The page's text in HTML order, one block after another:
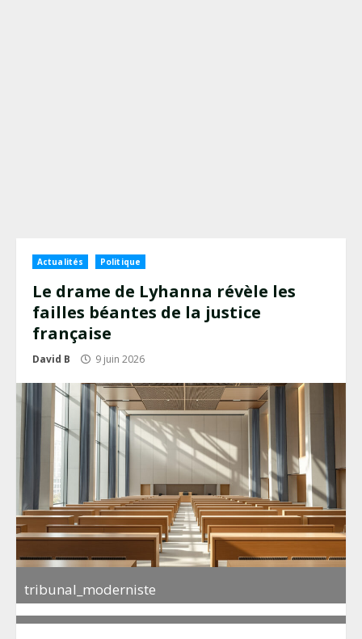
Actualités Politique
Le drame de Lyhanna révèle les
failles béantes de la justice
française
David B 9 juin 2026
tribunal_moderniste